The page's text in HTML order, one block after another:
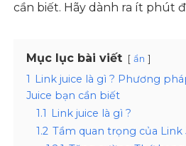
cần biết. Hãy dành ra ít phút
Mục lục bài viết ẩn
1 Link juice là gì ? Phương
Juice bạn cần biết
1.1 Link juice là gì ?
1.2 Tầm quan trọng của Link